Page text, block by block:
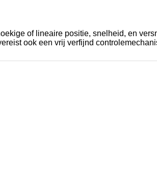
of lineaire positie, snelheid, en
ook een vrij verfijnd